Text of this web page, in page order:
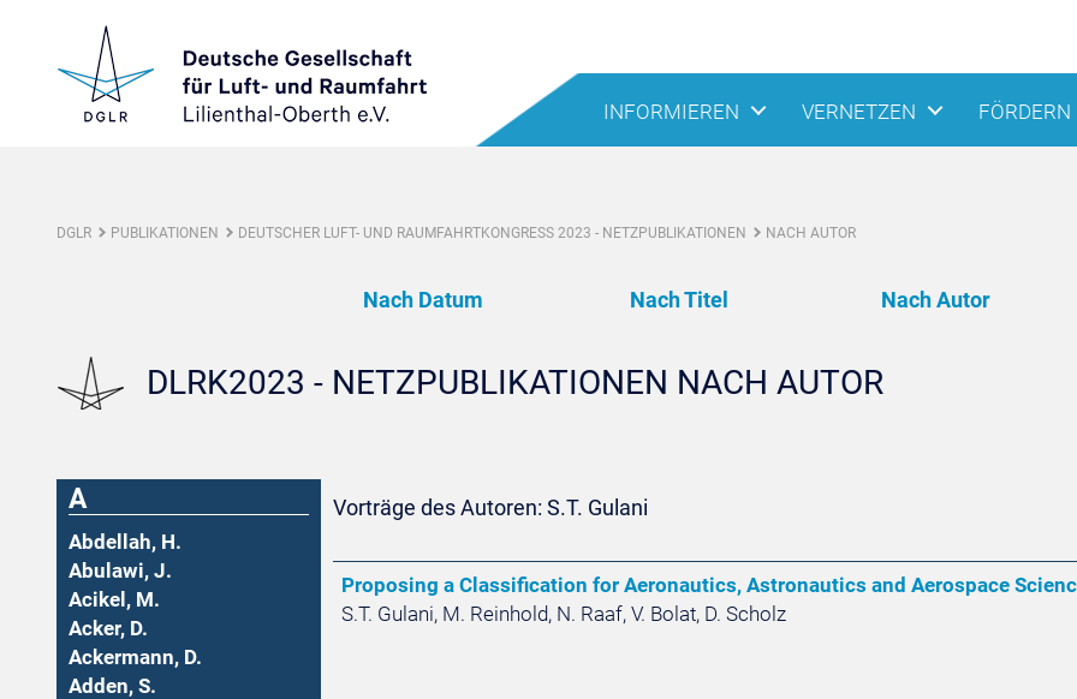
INFORMIEREN VERNETZEN FÖRDERN
DGLR PUBLIKATIONEN DEUTSCHER LUFT- UND RAUMFAHRTKONGRESS 2023 - NETZPUBLIKATIONEN NACH AUTOR
Nach Datum Nach Titel Nach Autor
DLRK2023 - NETZPUBLIKATIONEN NACH AUTOR
A
Abdellah, H.
Abulawi, J.
Acikel, M.
Acker, D.
Ackermann, D.
Adden, S.
Vorträge des Autoren: S.T. Gulani
Proposing a Classification for Aeronautics, Astronautics and Aerospace
S.T. Gulani, M. Reinhold, N. Raaf, V. Bolat, D. Scholz